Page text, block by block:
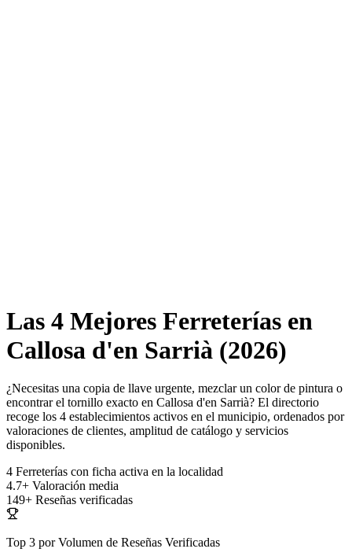
Las 4 Mejores Ferreterías en
Callosa d'en Sarrià (2026)
¿Necesitas una copia de llave urgente, mezclar un color de pintura o
encontrar el tornillo exacto en Callosa d'en Sarrià? El directorio
recoge los 4 establecimientos activos en el municipio, ordenados por
valoraciones de clientes, amplitud de catálogo y servicios
disponibles.
4 Ferreterías con ficha activa en la localidad
4.7+ Valoración media
149+ Reseñas verificadas
Top 3 por Volumen de Reseñas Verificadas